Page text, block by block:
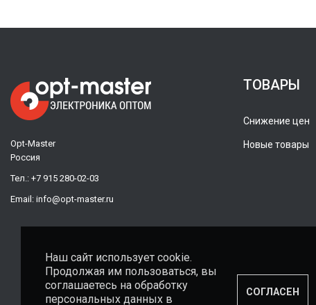
Opt-Master
Россия
Тел.: +7 915 280-02-03
Email: info@opt-master.ru
ТОВАРЫ
Снижение цен
Новые товары
Наш сайт использует cookie.
Продолжая им пользоваться, вы
соглашаетесь на обработку
персональных данных в
СОГЛАСЕН